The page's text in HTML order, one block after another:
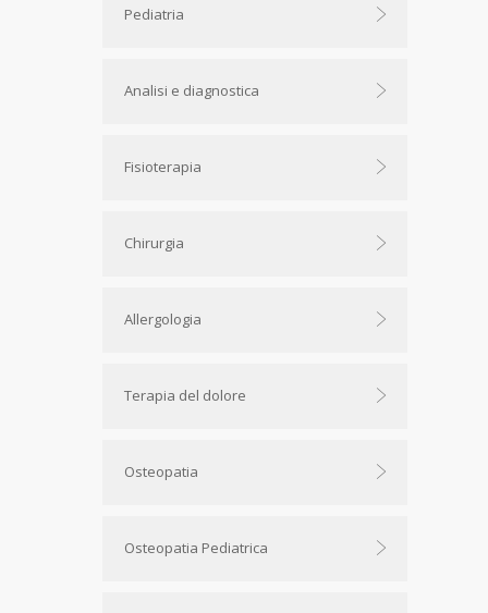
Pediatria
Analisi e diagnostica
Fisioterapia
Chirurgia
Allergologia
Terapia del dolore
Osteopatia
Osteopatia Pediatrica